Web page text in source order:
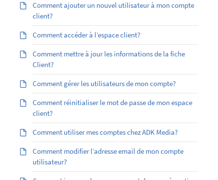
Comment ajouter un nouvel utilisateur à mon compte
client?
Comment accéder à l’espace client?
Comment mettre à jour les informations de la fiche
Client?
Comment gérer les utilisateurs de mon compte?
Comment réinitialiser le mot de passe de mon espace
client?
Comment utiliser mes comptes chez ADK Media?
Comment modifier l’adresse email de mon compte
utilisateur?